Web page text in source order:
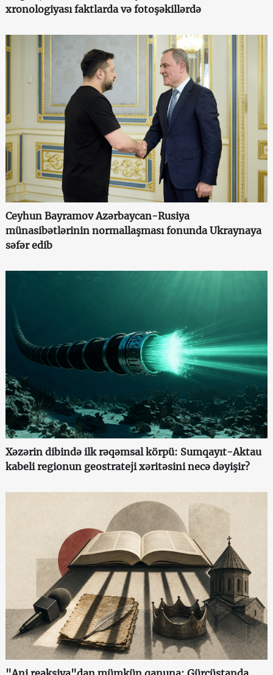
xronologiyası faktlarda və fotoşəkillərdə
Ceyhun Bayramov Azərbaycan-Rusiya
münasibətlərinin normallaşması fonunda Ukraynaya
səfər edib
Xəzərin dibində ilk rəqəmsal körpü: Sumqayıt-Aktau
kabeli regionun geostrateji xəritəsini necə dəyişir?